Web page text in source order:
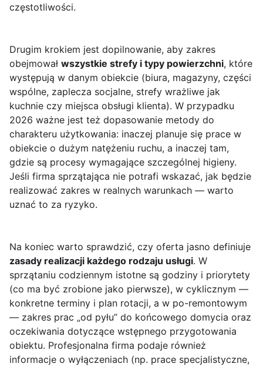
częstotliwości.
Drugim krokiem jest dopilnowanie, aby zakres
obejmował wszystkie strefy i typy powierzchni, które
występują w danym obiekcie (biura, magazyny, części
wspólne, zaplecza socjalne, strefy wrażliwe jak
kuchnie czy miejsca obsługi klienta). W przypadku
2026 ważne jest też dopasowanie metody do
charakteru użytkowania: inaczej planuje się prace w
obiekcie o dużym natężeniu ruchu, a inaczej tam,
gdzie są procesy wymagające szczególnej higieny.
Jeśli firma sprzątająca nie potrafi wskazać, jak będzie
realizować zakres w realnych warunkach — warto
uznać to za ryzyko.
Na koniec warto sprawdzić, czy oferta jasno definiuje
zasady realizacji każdego rodzaju usługi. W
sprzątaniu codziennym istotne są godziny i priorytety
(co ma być zrobione jako pierwsze), w cyklicznym —
konkretne terminy i plan rotacji, a w po-remontowym
— zakres prac „od pyłu” do końcowego domycia oraz
oczekiwania dotyczące wstępnego przygotowania
obiektu. Profesjonalna firma podaje również
informacje o wyłączeniach (np. prace specjalistyczne,